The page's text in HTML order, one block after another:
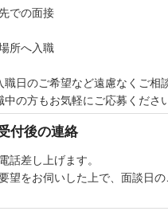
での面接
所へ入職
職日のご希望など遠慮なくご相
中の方もお気軽にご応募くださ
付後の連絡
話差し上げます。
望をお伺いした上で、面談日